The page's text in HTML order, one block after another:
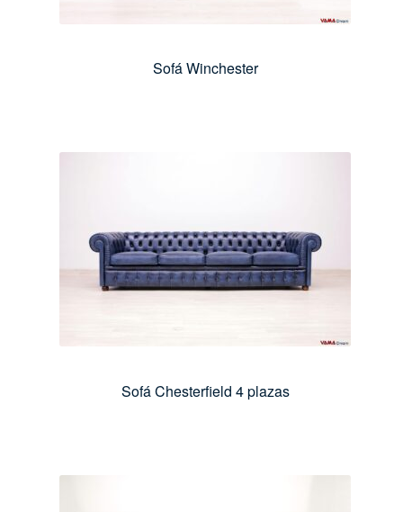
Sofá Winchester
Sofá Chesterfield 4 plazas